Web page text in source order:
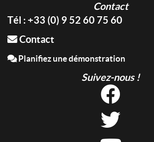
Contact
Tél : +33 (0) 9 52 60 75 60
Contact
Planifiez une démonstration
Suivez-nous !